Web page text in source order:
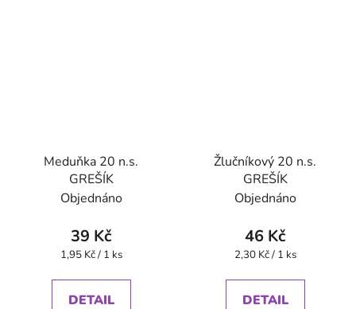
Meduňka 20 n.s.
GREŠÍK
Objednáno
39 Kč
Měrná
1,95 Kč / 1 ks
DETAIL
Žlučníkový 20 n.s.
GREŠÍK
Objednáno
46 Kč
Měrná
2,30 Kč / 1 ks
DETAIL